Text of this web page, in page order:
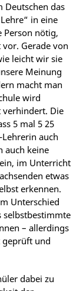
Deutschen das
in eine
Person nötig,
Gerade von
leicht wir sie
Meinung
macht man
wird
Die
5 mal 5 25
auch
auch keine
im Unterricht
etwas
erkennen.
Unterschied
selbstbestimmte
– allerdings
geprüft und
dabei zu